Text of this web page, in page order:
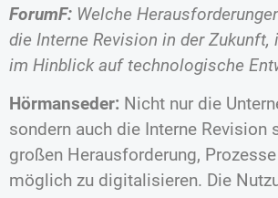
ForumF: Welche
die Interne Revision in der Zukunft,
im Hinblick auf technologische
Hörmanseder: Nicht nur die
sondern auch die Interne Revision
großen Herausforderung,
möglich zu digitalisieren. Die